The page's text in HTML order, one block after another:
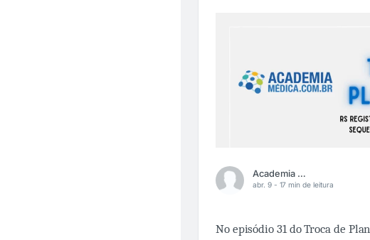
Academia Médica
abr. 9 - 17 min de leitura
No episódio 31 do Troca de